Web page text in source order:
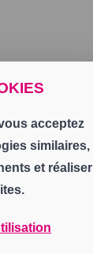
acceptez
similaires,
et réaliser